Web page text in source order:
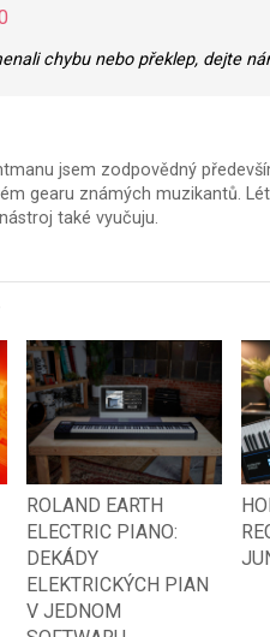
chybu nebo překlep, dejte
jsem zodpovědný
gearu známých muzikantů.
také vyučuju.
ROLAND EARTH
ELECTRIC PIANO:
DEKÁDY
ELEKTRICKÝCH PIAN
V JEDNOM